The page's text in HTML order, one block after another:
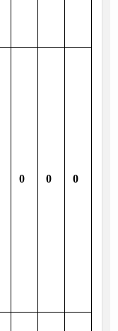
0 0 0